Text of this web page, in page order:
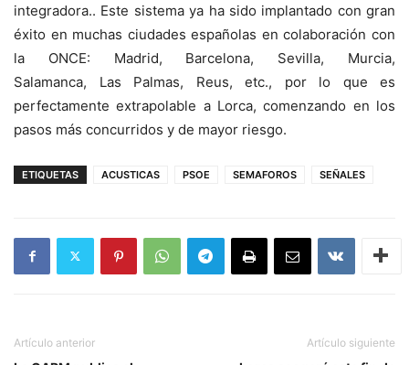
integradora.. Este sistema ya ha sido implantado con gran
éxito en muchas ciudades españolas en colaboración con
la ONCE: Madrid, Barcelona, Sevilla, Murcia,
Salamanca, Las Palmas, Reus, etc., por lo que es
perfectamente extrapolable a Lorca, comenzando en los
pasos más concurridos y de mayor riesgo.
ETIQUETAS ACUSTICAS PSOE SEMAFOROS SEÑALES
Artículo anterior Artículo siguiente